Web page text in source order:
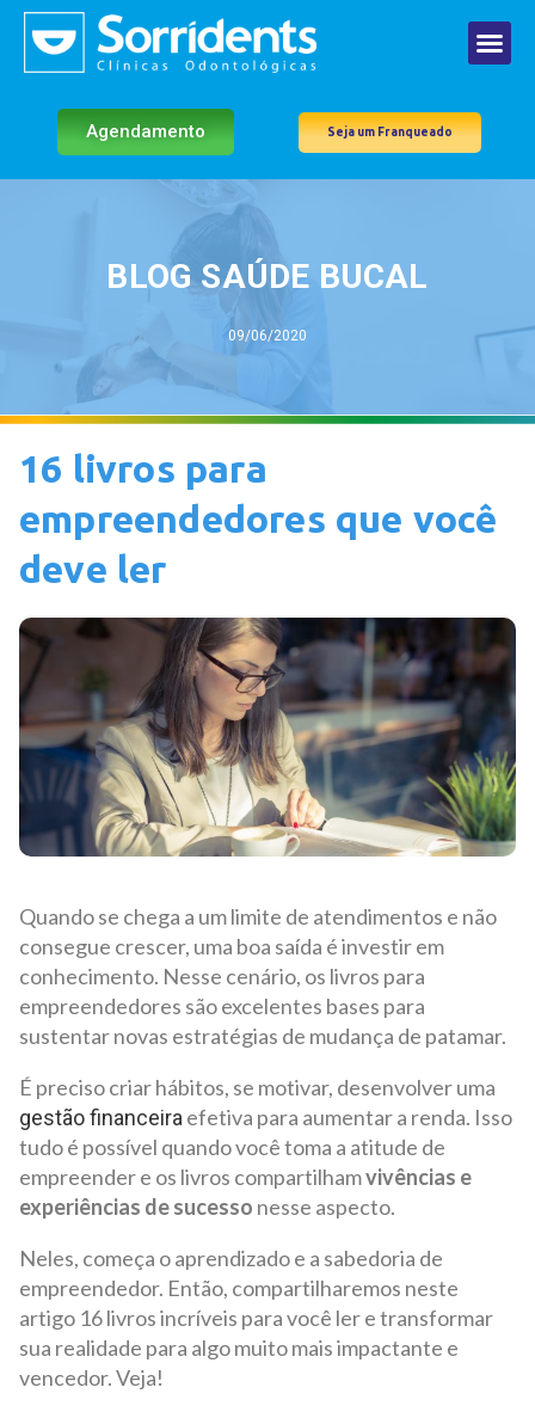
Agendamento Seja um Franqueado
BLOG SAÚDE BUCAL
09/06/2020
16 livros para
empreendedores que você
deve ler
Quando se chega a um limite de atendimentos e não
consegue crescer, uma boa saída é investir em
conhecimento. Nesse cenário, os livros para
empreendedores são excelentes bases para
sustentar novas estratégias de mudança de patamar.
É preciso criar hábitos, se motivar, desenvolver uma
gestão financeira efetiva para aumentar a renda. Isso
tudo é possível quando você toma a atitude de
empreender e os livros compartilhamvivências e
experiências de sucesso nesse aspecto.
Neles, começa o aprendizado e a sabedoria de
empreendedor. Então, compartilharemos neste
artigo 16 livros incríveis para você ler e transformar
sua realidade para algo muito mais impactante e
vencedor. Veja!